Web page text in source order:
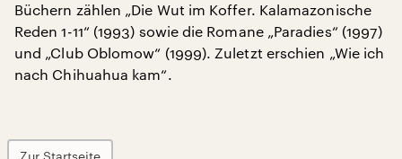
Büchern zählen „Die Wut im Koffer. Kalamazonische
Reden 1-11“ (1993) sowie die Romane „Paradies“ (1997)
und „Club Oblomow“ (1999). Zuletzt erschien „Wie ich
nach Chihuahua kam“.
Zur Startseite